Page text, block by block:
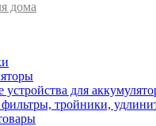
дома
устройства для
тройники,